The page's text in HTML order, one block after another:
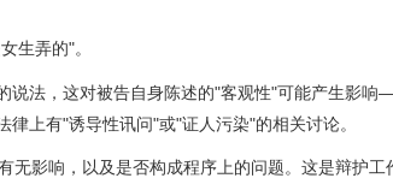
生弄的"。
说法，这对被告自身陈述的"客观性"可能产生影
上有"诱导性讯问"或"证人污染"的相关讨论。
影响，以及是否构成程序上的问题。这是辩护工